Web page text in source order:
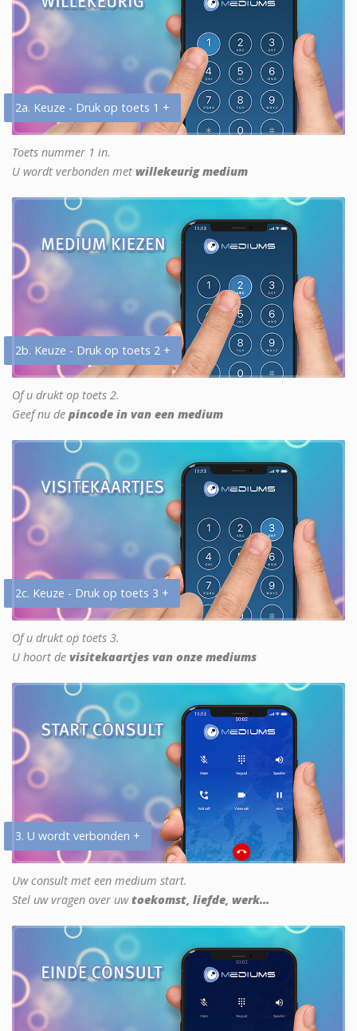
2a. Keuze - Druk op toets 1 +
Toets nummer 1 in.
U wordt verbonden met willekeurig medium
2b. Keuze - Druk op toets 2 +
Of u drukt op toets 2.
Geef nu de pincode in van een medium
2c. Keuze - Druk op toets 3 +
Of u drukt op toets 3.
U hoort de visitekaartjes van onze mediums
3. U wordt verbonden +
Uw consult met een medium start.
Stel uw vragen over uwtoekomst, liefde, werk...